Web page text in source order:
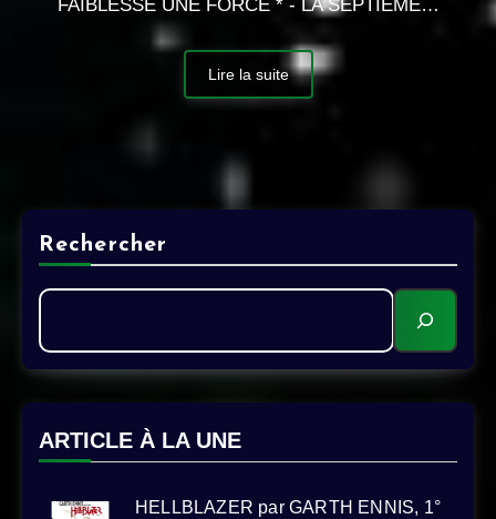
FAIBLESSE UNE FORCE * - LA SEPTIÈME…
Lire la suite
Rechercher
ARTICLE À LA UNE
HELLBLAZER par GARTH ENNIS, 1°